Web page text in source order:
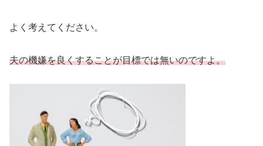
よく考えてください。
夫の機嫌を良くすることが目標では無いのですよ。